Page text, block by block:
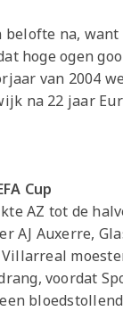
na, want
hoge ogen
van 2004
na 22 jaar
Cup
AZ tot de
AJ Auxerre,
voordat